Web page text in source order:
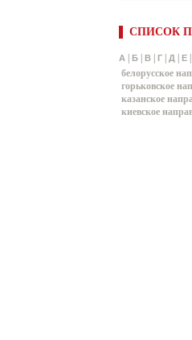
СПИСОК
А Б В Г Д Е
белорусское
горьковское
казанское
киевское